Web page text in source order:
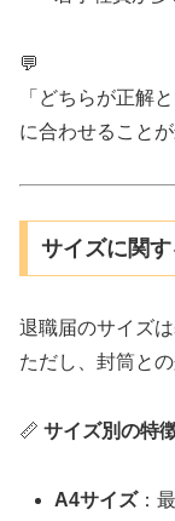
💬
「どちらが正解
に合わせること
サイズに関
退職届のサイズ
ただし、封筒と
📏 サイズ別の特
A4サイズ：